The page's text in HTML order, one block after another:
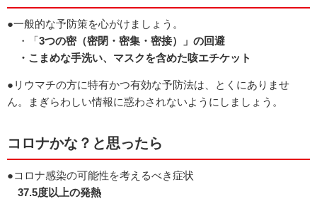
●一般的な予防策を心がけましょう。
・「3つの密（密閉・密集・密接）」の回避
・こまめな手洗い、マスクを含めた咳エチケット
●リウマチの方に特有かつ有効な予防法は、とくにありませ
ん。まぎらわしい情報に惑わされないようにしましょう。
コロナかな？と思ったら
●コロナ感染の可能性を考えるべき症状
37.5度以上の発熱